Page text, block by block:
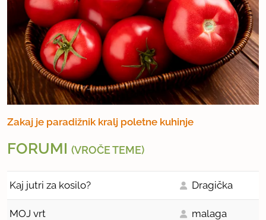
Zakaj je paradižnik kralj poletne kuhinje
FORUMI (VROČE TEME)
Kaj jutri za kosilo? Dragička
MOJ vrt malaga